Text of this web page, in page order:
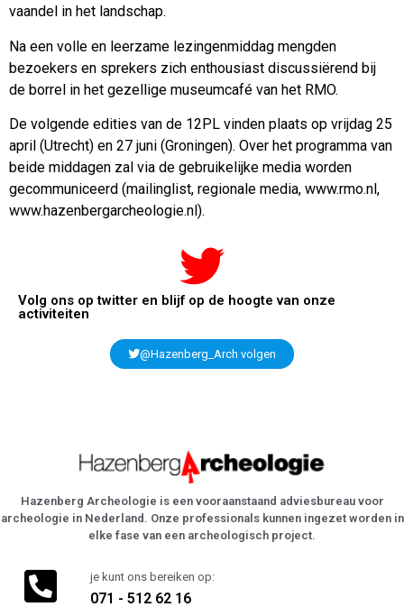
vaandel in het landschap.
Na een volle en leerzame lezingenmiddag mengden
bezoekers en sprekers zich enthousiast discussiërend bij
de borrel in het gezellige museumcafé van het RMO.
De volgende edities van de 12PL vinden plaats op vrijdag 25
april (Utrecht) en 27 juni (Groningen). Over het programma van
beide middagen zal via de gebruikelijke media worden
gecommuniceerd (mailinglist, regionale media, www.rmo.nl,
www.hazenbergarcheologie.nl).
Volg ons op twitter en blijf op de hoogte van onze
activiteiten
@Hazenberg_Arch volgen
Hazenberg Archeologie is een vooraanstaand adviesbureau voor
archeologie in Nederland. Onze professionals kunnen ingezet worden in
elke fase van een archeologisch project.
je kunt ons bereiken op:
071 - 512 62 16